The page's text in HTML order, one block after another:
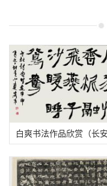
隶书
文章来源：邓丁生书
http://